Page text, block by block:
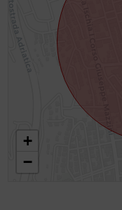
+
−